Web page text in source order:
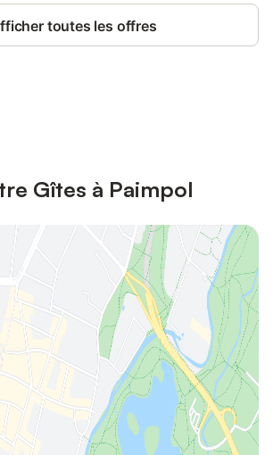
toutes les offres
Gîtes à Paimpol